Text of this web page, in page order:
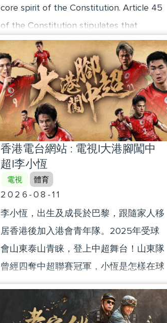
core spirit of the Constitution. Article 45
of the Constitution stipulates that
citizens shall have the right to material
assistance from the state and society
when they are aged, ill or have lost the
capacity to work. Focusing on “society
and people’s livelihood”, this episode
examines how the Constitution underpins
a comprehensive social security system
that addresses the needs of the elderly.
In recent years, many Hong Kong seniors
Area. Through a visit to a residential care
home for the elderly in Foshan, the
episode provides insights into the
retirement life of Hong Kong seniors, and
explores how they can enjoy their golden
years with institutional safeguards and
香港電台網站 : 電視|大港腳闖中
超|李小恆
電視 體育
2026-08-11
李小恆，出生及成長於巴黎，跟隨家人移
居香港後加入港會青年隊。2025年受球
會山東泰山青睐，登上中超舞台！山東隊
曾經四奪中超聯賽冠軍，小恆是怎樣在球
隊中爭一席位呢？今集會帶大家了解小恆
的訓練實況，以及認識山東泰山這支中超
球隊！節目中還訪問了山東隊的傳奇宿茂